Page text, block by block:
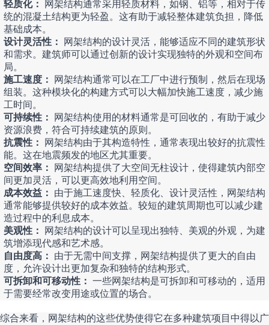
轻质化：
网架结构通常采用轻质材料，如钢、铝等，相对于传
统的混凝土结构更为轻盈。这有助于减轻整体建筑负担，降低
基础成本。
设计灵活性：
网架结构的设计灵活，能够适应不同的建筑形状
和需求。建筑师可以通过创新的设计实现独特的外观和空间布
局。
施工速度：
网架结构通常可以在工厂中进行预制，然后在现场
组装。这种模块化的构建方式可以大幅加快施工速度，减少施
工时间。
可持续性：
网架结构使用的材料通常是可回收的，有助于减少
资源浪费，符合可持续建筑的原则。
抗震性：
网架结构由于其构造特性，通常表现出较好的抗震性
能。这在地震频发的地区尤其重要。
空间效率：
网架结构提供了大空间无柱设计，使得建筑内部空
间更加灵活，可以更高效地利用空间。
成本效益：
由于施工速度快、轻质化、设计灵活性，网架结构
通常能够提供较好的成本效益。较短的建筑周期也可以减少建
造过程中的利息成本。
美观性：
网架结构的设计可以呈现出独特、美观的外观，为建
筑增添现代感和艺术感。
自由度高：
由于无需中间支撑，网架结构提供了更大的自由
度，允许设计出更加复杂和独特的结构形式。
可拆卸和可移动性： 一些网架结构是可拆卸和可移动的，适用
于需要经常改变用途或位置的场合。
综合来看，网架结构的这些优势使得它在多种建筑项目中得以广